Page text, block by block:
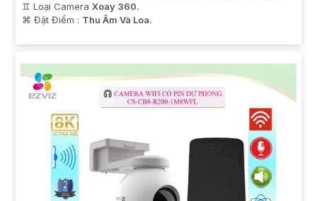
♊ Loại Camera Xoay 360.
️⌘ Đặt Điểm : Thu Âm Và Loa.